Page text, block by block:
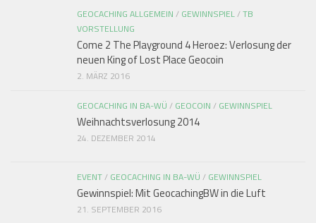
GEOCACHING ALLGEMEIN / GEWINNSPIEL/TB
VORSTELLUNG
Come 2 The Playground 4 Heroez: Verlosung der
neuen King of Lost Place Geocoin
2. MÄRZ 2016
GEOCACHING IN BA-WÜ / GEOCOIN / GEWINNSPIEL
Weihnachtsverlosung 2014
24. DEZEMBER 2014
EVENT/ GEOCACHING IN BA-WÜ / GEWINNSPIEL
Gewinnspiel: Mit GeocachingBW in die Luft
21. SEPTEMBER 2016